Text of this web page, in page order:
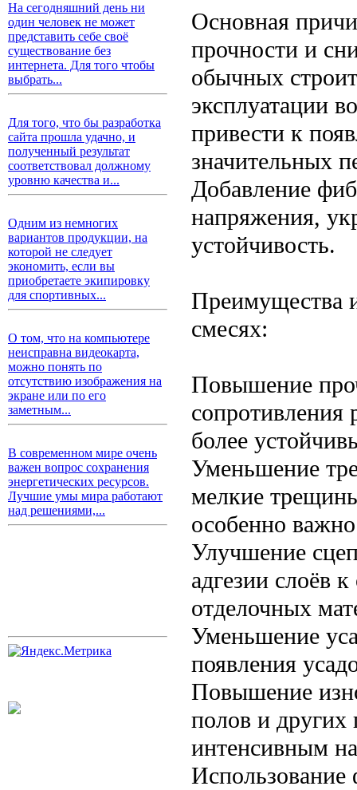
На сегодняшний день ни
один человек не может
представить себе своё
существование без
интернета. Для того чтобы
выбрать...
Для того, что бы разработка
сайта прошла удачно, и
полученный результат
соответствовал должному
уровню качества и...
Одним из немногих
вариантов продукции, на
которой не следует
экономить, если вы
приобретаете экипировку
для спортивных...
О том, что на компьютере
неисправна видеокарта,
можно понять по
отсутствию изображения на
экране или по его
заметным...
В современном мире очень
важен вопрос сохранения
энергетических ресурсов.
Лучшие умы мира работают
над решениями,...
Основная
прочности и
обычных
эксплуатации
привести к
значительных
Добавление
напряжения,
устойчивость.
Преимущества
смесях:
Повышение
сопротивления
более
Уменьшение
мелкие
особенно
Улучшение
адгезии слоёв
отделочных
Уменьшение
появления
Повышение
полов и других
интенсивным
Использование